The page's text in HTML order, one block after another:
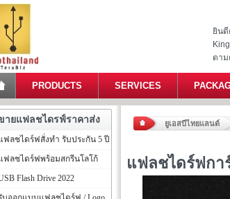
ยินดี
ตาม
PRODUCTS SERVICES
ยูเอสบีไทยแลนด์
แฟลชไดร์ฟกา
ายแฟลชไดรฟ์ราคาส่ง
ฟลชไดร์ฟสั่งทำ รับประกัน 5 ปี
ฟลชไดร์ฟพร้อมสกรีนโลโก้
Flash Drive 2022